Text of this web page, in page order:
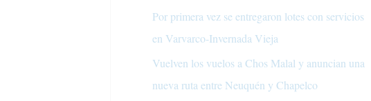
Por primera vez se entregaron lotes con servicios
en Varvarco-Invernada Vieja
Vuelven los vuelos a Chos Malal y anuncian una
nueva ruta entre Neuquén y Chapelco